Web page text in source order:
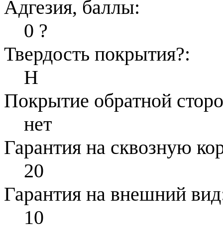
Адгезия, баллы:
0 ?
Твердость покрытия?:
Н
Покрытие обратной
нет
Гарантия на сквозную
20
Гарантия на внешний
10